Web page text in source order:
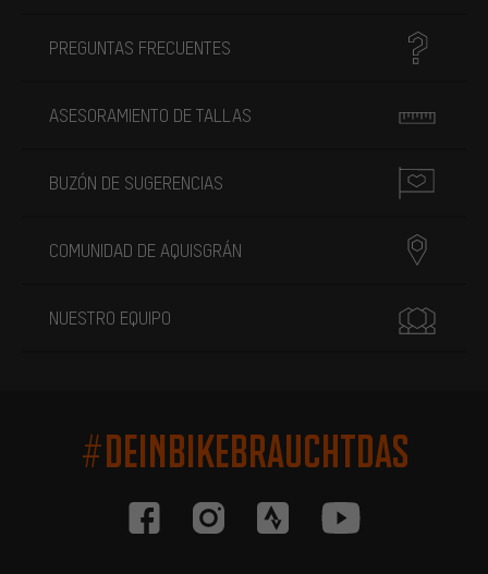
PREGUNTAS FRECUENTES
ASESORAMIENTO DE TALLAS
BUZÓN DE SUGERENCIAS
COMUNIDAD DE AQUISGRÁN
NUESTRO EQUIPO
#DEINBIKEBRAUCHTDAS